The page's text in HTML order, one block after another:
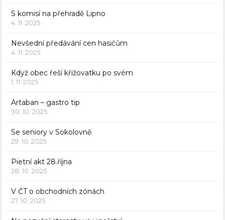
S komisí na přehradě Lipno
4. 11. 2025
Nevšední předávání cen hasičům
4. 11. 2025
Když obec řeší křižovatku po svém
1. 11. 2025
Artaban – gastro tip
30. 10. 2025
Se seniory v Sokolovně
29. 10. 2025
Pietní akt 28.října
28. 10. 2025
V ČT o obchodních zónách
27. 10. 2025